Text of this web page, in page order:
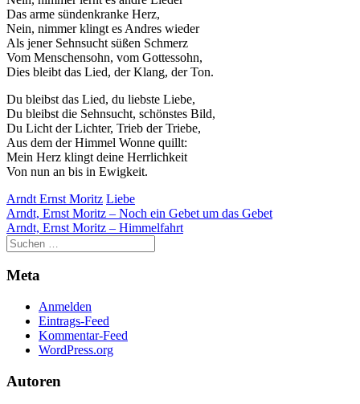
Das arme sündenkranke Herz,
Nein, nimmer klingt es Andres wieder
Als jener Sehnsucht süßen Schmerz
Vom Menschensohn, vom Gottessohn,
Dies bleibt das Lied, der Klang, der Ton.
Du bleibst das Lied, du liebste Liebe,
Du bleibst die Sehnsucht, schönstes Bild,
Du Licht der Lichter, Trieb der Triebe,
Aus dem der Himmel Wonne quillt:
Mein Herz klingt deine Herrlichkeit
Von nun an bis in Ewigkeit.
Arndt Ernst Moritz Liebe
Beitragsnavigation
Arndt, Ernst Moritz – Noch ein Gebet um das Gebet
Arndt, Ernst Moritz – Himmelfahrt
Meta
Anmelden
Eintrags-Feed
Kommentar-Feed
WordPress.org
Autoren